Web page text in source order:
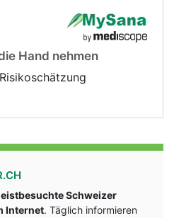
Hand nehmen
Schweizer
Internet. Täglich informieren